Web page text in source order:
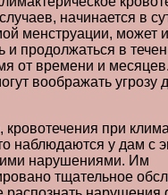
начинается в
менструации, может
и продолжаться в
от времени и
воображать угрозу
кровотечения при
наблюдаются у дам с
нарушениями. Им
тщательное